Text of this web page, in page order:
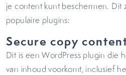
je content kunt beschermen. Dit
populaire plugins:
Secure copy
Dit is een WordPress plugin die
van inhoud voorkomt, inclusief